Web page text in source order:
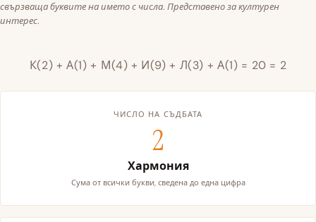
свързваща буквите на името с числа. Представено за културен
интерес.
К(2) + А(1) + М(4) + И(9) + Л(3) + А(1) = 20 = 2
ЧИСЛО НА СЪДБАТА
2
Хармония
Сума от всички букви, сведена до една цифра